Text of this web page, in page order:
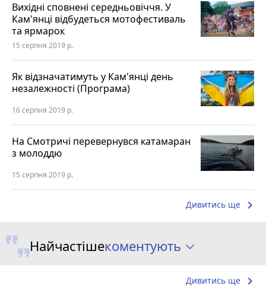
Вихідні сповнені середньовіччя. У
Кам'янці відбудеться мотофестиваль
та ярмарок
15 серпня 2019 р.
Як відзначатимуть у Кам'янці день
незалежності (Програма)
16 серпня 2019 р.
На Смотричі перевернувся катамаран
з молоддю
15 серпня 2019 р.
Дивитись ще keyboard_arrow_right
Найчастішекоментують
Дивитись ще keyboard_arrow_right